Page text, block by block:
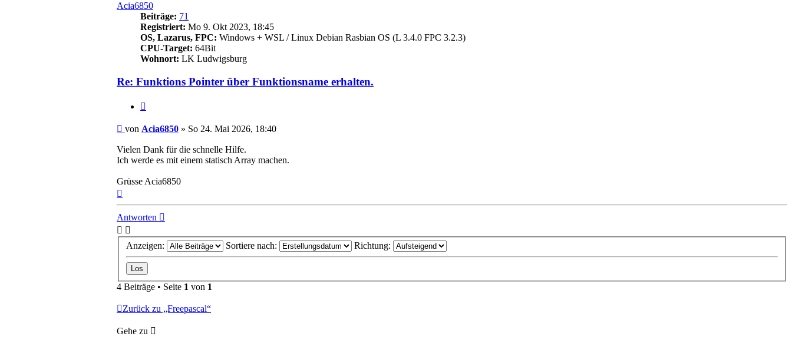
Acia6850
Beiträge: 71
Registriert: Mo 9. Okt 2023, 18:45
OS, Lazarus, FPC: Windows + WSL / Linux Debian Rasbian OS (L 3.4.0 FPC 3.2.3)
CPU-Target: 64Bit
Wohnort: LK Ludwigsburg
Re: Funktions Pointer über Funktionsname erhalten.
Beitrag
von Acia6850 » So 24. Mai 2026, 18:40
Vielen Dank für die schnelle Hilfe.
Ich werde es mit einem statisch Array machen.
Grüsse Acia6850
Antworten
Anzeigen: Sortiere nach: Richtung:
4 Beiträge • Seite 1 von 1
Zurück zu „Freepascal“
Gehe zu